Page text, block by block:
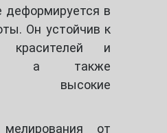
деформируется в
Он устойчив к
красителей и
а также
высокие
от